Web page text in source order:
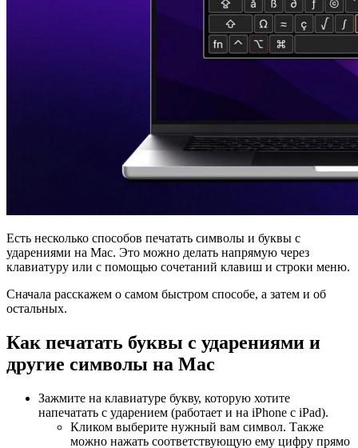
Есть несколько способов печатать символы и буквы с
ударениями на Mac. Это можно делать напрямую через
клавиатуру или с помощью сочетаний клавиш и строки меню.
Сначала расскажем о самом быстром способе, а затем и об
остальных.
Как печатать буквы с ударениями и
другие символы на Mac
Зажмите на клавиатуре букву, которую хотите
напечатать с ударением (работает и на iPhone с iPad).
Кликом выберите нужный вам символ. Также
можно нажать соответствующую ему цифру прямо